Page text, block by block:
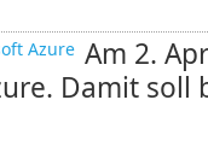
Azure Am 2.
Damit soll